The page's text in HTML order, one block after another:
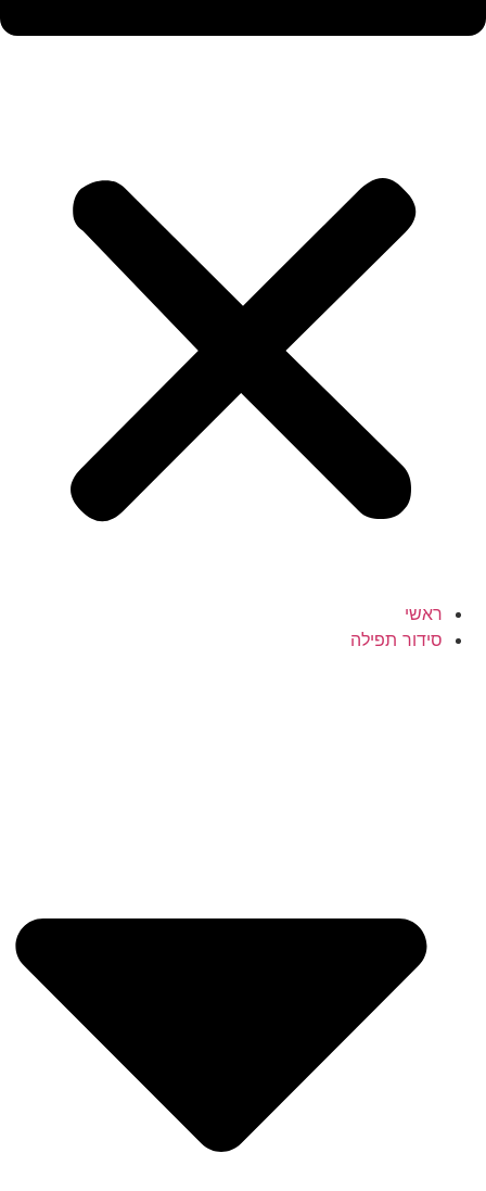
ראשי
סידור תפילה